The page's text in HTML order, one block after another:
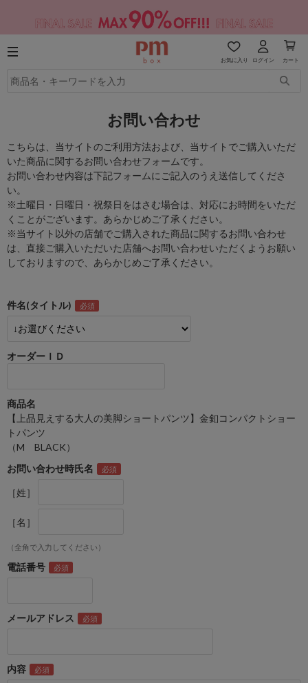
お気に入り ログイン カート
お問い合わせ
こちらは、当サイトのご利用方法および、当サイトでご購入いただ
いた商品に関するお問い合わせフォームです。
お問い合わせ内容は下記フォームにご記入のうえ送信してくださ
い。
※土曜日・日曜日・祝祭日をはさむ場合は、対応にお時間をいただ
くことがございます。あらかじめご了承ください。
※当サイト以外の店舗でご購入された商品に関するお問い合わせ
は、直接ご購入いただいた店舗へお問い合わせいただくようお願い
しておりますので、あらかじめご了承ください。
件名(タイトル)
オーダーＩＤ
商品名
【上品見えする大人の美脚ショートパンツ】金釦コンパクトショー
トパンツ
（M BLACK）
お問い合わせ時氏名
［姓］
［名］
（全角で入力してください）
電話番号
メールアドレス
内容